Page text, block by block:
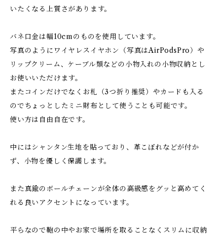
いたくなる上質さがあります。
バネ口金は幅10cmのものを使用しています。
写真のようにワイヤレスイヤホン（写真はAirPodsPro）や
リップクリーム、ケーブル類などの小物入れの小物収納とし
お使いいただけます。
またコインだけでなくお札（3つ折り推奨）やカードも入る
のでちょっとしたミニ財布として使うことも可能です。
使い方は自由自在です。
中にはシャンタン生地を貼っており、革こぼれなどが付か
ず、小物を優しく保護します。
また真鍮のボールチェーンが全体の高級感をグッと高めてく
れる良いアクセントになっています。
平らなので鞄の中やお家で場所を取ることなくスリムに収納